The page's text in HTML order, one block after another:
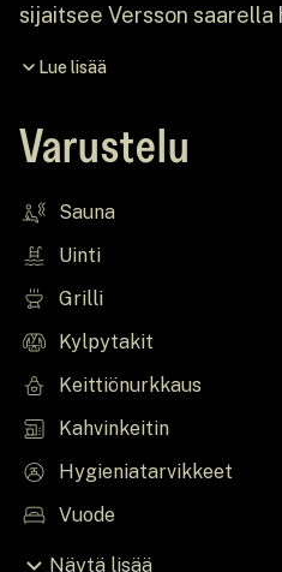
sijaitsee Versson saarella
Suomenlahdelle. Loistava
kaupungista.
Lue lisää
Varustelu
Sauna
Uinti
Grilli
Kylpytakit
Keittiönurkkaus
Kahvinkeitin
Hygieniatarvikkeet
Vuode
Näytä lisää